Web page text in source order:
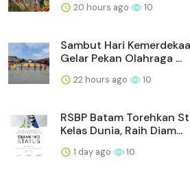
20 hours ago 10
Sambut Hari
Gelar Pekan Olahraga ...
22 hours ago 10
RSBP Batam Torehkan
Kelas Dunia, Raih Diam...
1 day ago 10